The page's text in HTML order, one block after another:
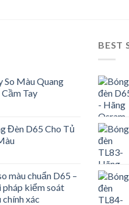
So Màu Quang
Cầm Tay
Đèn D65 Cho Tủ
màu chuẩn D65 –
pháp kiểm soát
chính xác
BEST